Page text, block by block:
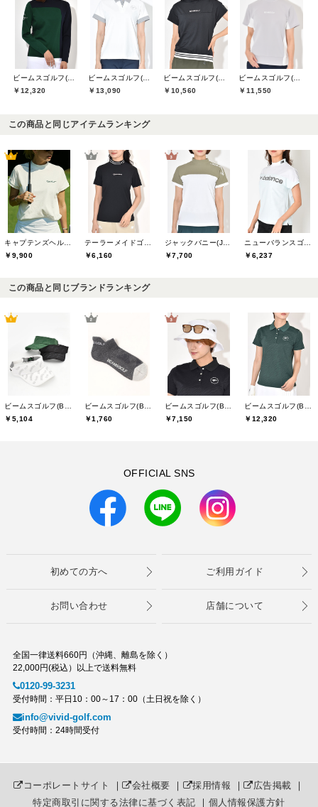
ビームスゴルフ(BEAMS GOLF)
￥12,320
ビームスゴルフ(BEAMS GOLF)
￥13,090
ビームスゴルフ(BEAMS GOLF)
￥10,560
ビームスゴルフ(BEAMS GOLF)
￥11,550
この商品と同じアイテムランキング
キャプテンズヘルムゴルフ(Captains Helm Golf)
￥9,900
テーラーメイドゴルフ(TaylorMade Golf)
￥6,160
ジャックバニー(Jack Bunny)
￥7,700
ニューバランスゴルフ(New Balance Golf)
￥6,237
この商品と同じブランドランキング
￥5,104
￥1,760
￥7,150
￥12,320
OFFICIAL SNS
初めての方へ ご利用ガイド
お問い合わせ 店舗について
全国一律送料660円（沖縄、離島を除く）
22,000円(税込）以上で送料無料
0120-99-3231
受付時間：平日10：00～17：00（土日祝を除く）
info@vivid-golf.com
受付時間：24時間受付
コーポレートサイト ｜ 会社概要 ｜ 採用情報 ｜ 広告掲載 ｜
特定商取引に関する法律に基づく表記 ｜ 個人情報保護方針